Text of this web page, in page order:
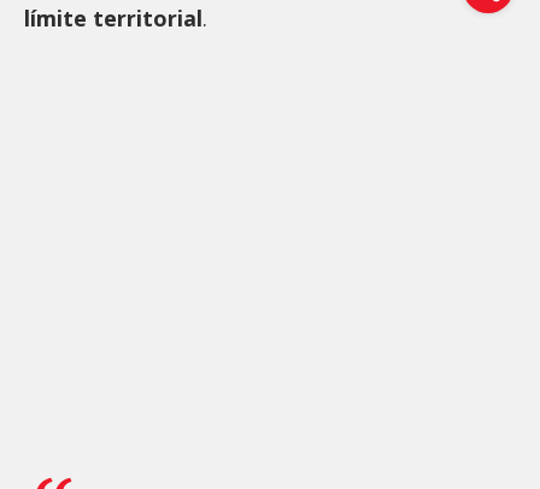
límite territorial.